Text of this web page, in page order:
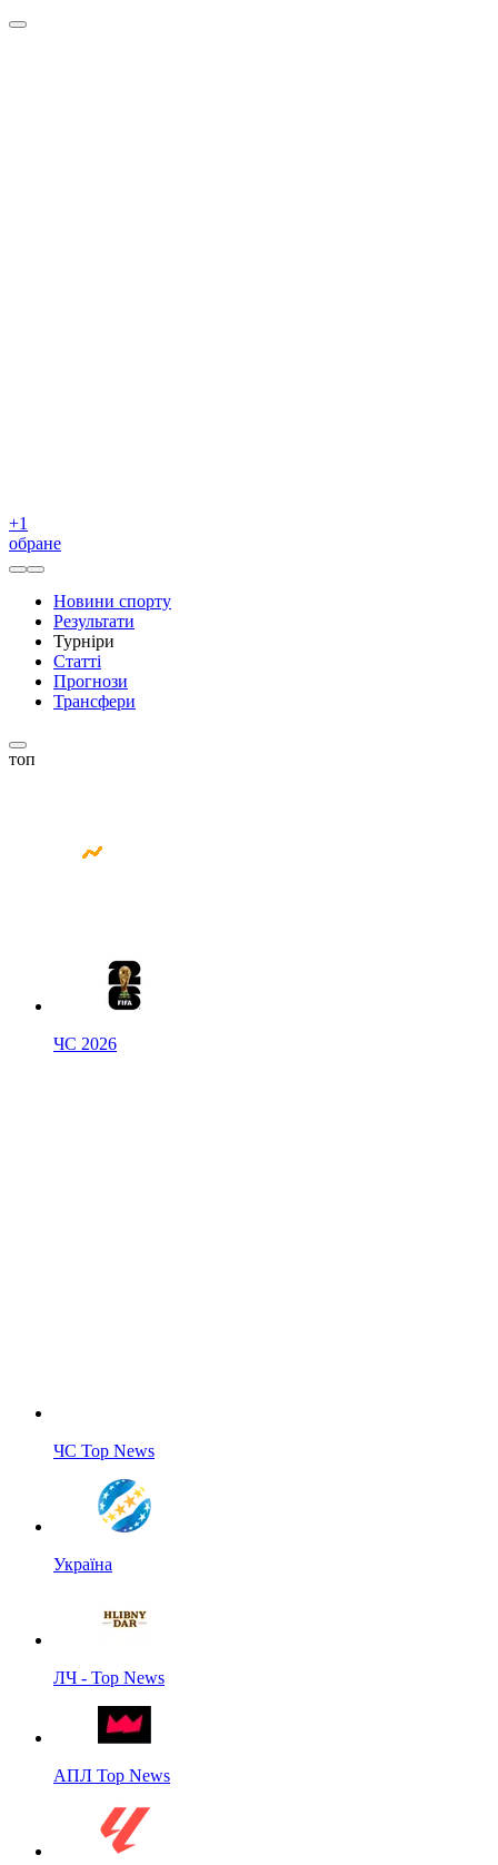
+1
обране
Новини спорту
Результати
Турніри
Статті
Прогнози
Трансфери
топ
ЧС 2026
ЧС Top News
Україна
ЛЧ - Top News
АПЛ Top News